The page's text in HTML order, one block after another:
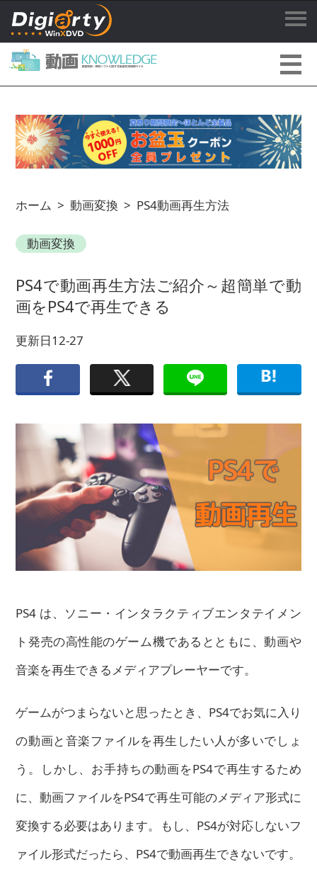
ホーム > 動画変換 > PS4動画再生方法
動画変換
PS4で動画再生方法ご紹介～超簡単で動
画をPS4で再生できる
更新日12-27
PS4 は、ソニー・インタラクティブエンタテイメン
ト発売の高性能のゲーム機であるとともに、動画や
音楽を再生できるメディアプレーヤーです。
ゲームがつまらないと思ったとき、PS4でお気に入り
の動画と音楽ファイルを再生したい人が多いでしょ
う。しかし、お手持ちの動画をPS4で再生するため
に、動画ファイルをPS4で再生可能のメディア形式に
変換する必要はあります。もし、PS4が対応しないフ
ァイル形式だったら、PS4で動画再生できないです。